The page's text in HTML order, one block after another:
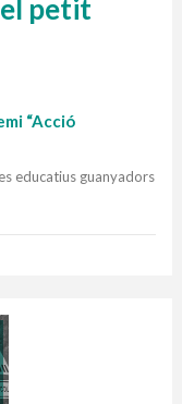
petit
“Acció
educatius guanyadors